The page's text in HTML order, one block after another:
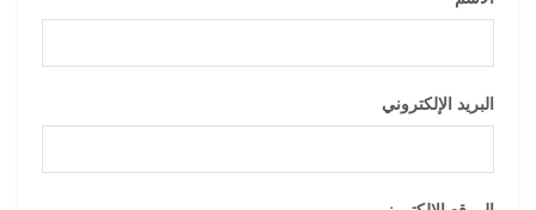
البريد الإلكتروني